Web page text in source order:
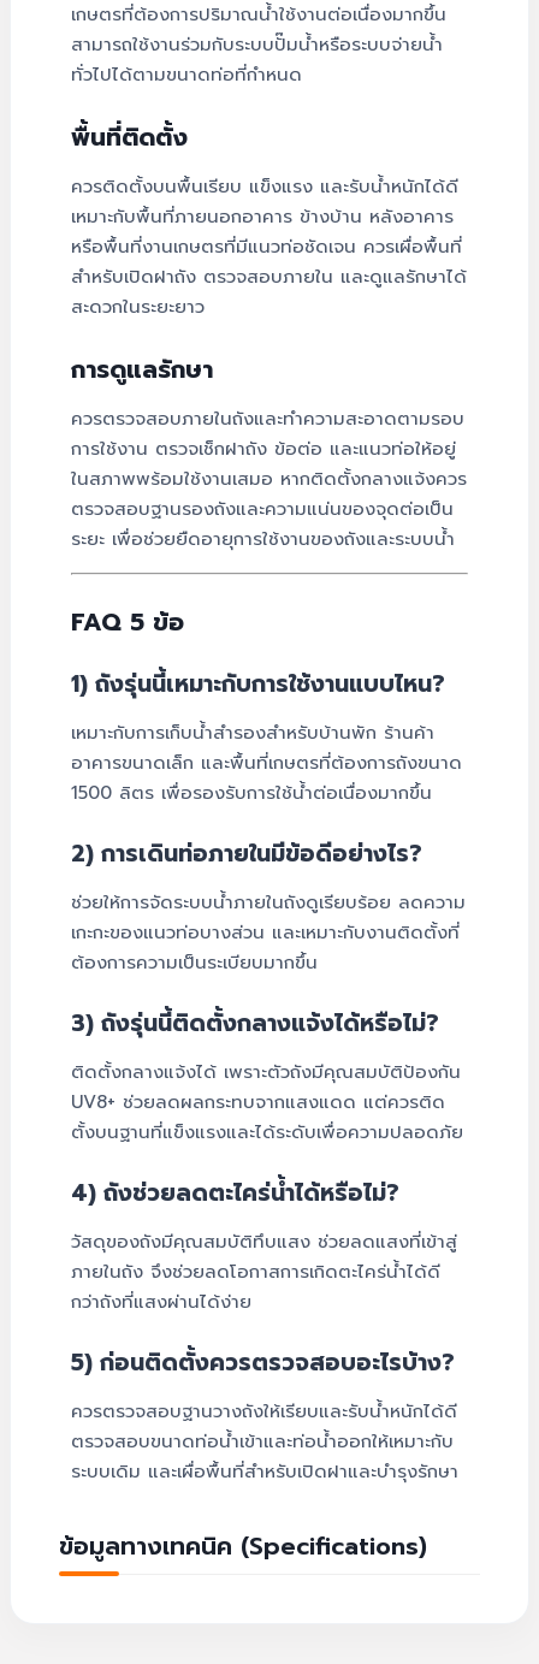
เกษตรที่ต้องการปริมาณน้ำใช้งานต่อเนื่องมากขึ้น
สามารถใช้งานร่วมกับระบบปั๊มน้ำหรือระบบจ่ายน้ำ
ทั่วไปได้ตามขนาดท่อที่กำหนด
พื้นที่ติดตั้ง
ควรติดตั้งบนพื้นเรียบ แข็งแรง และรับน้ำหนักได้ดี
เหมาะกับพื้นที่ภายนอกอาคาร ข้างบ้าน หลังอาคาร
หรือพื้นที่งานเกษตรที่มีแนวท่อชัดเจน ควรเผื่อพื้นที่
สำหรับเปิดฝาถัง ตรวจสอบภายใน และดูแลรักษาได้
สะดวกในระยะยาว
การดูแลรักษา
ควรตรวจสอบภายในถังและทำความสะอาดตามรอบ
การใช้งาน ตรวจเช็กฝาถัง ข้อต่อ และแนวท่อให้อยู่
ในสภาพพร้อมใช้งานเสมอ หากติดตั้งกลางแจ้งควร
ตรวจสอบฐานรองถังและความแน่นของจุดต่อเป็น
ระยะ เพื่อช่วยยืดอายุการใช้งานของถังและระบบน้ำ
FAQ 5 ข้อ
1) ถังรุ่นนี้เหมาะกับการใช้งานแบบไหน?
เหมาะกับการเก็บน้ำสำรองสำหรับบ้านพัก ร้านค้า
อาคารขนาดเล็ก และพื้นที่เกษตรที่ต้องการถังขนาด
1500 ลิตร เพื่อรองรับการใช้น้ำต่อเนื่องมากขึ้น
2) การเดินท่อภายในมีข้อดีอย่างไร?
ช่วยให้การจัดระบบน้ำภายในถังดูเรียบร้อย ลดความ
เกะกะของแนวท่อบางส่วน และเหมาะกับงานติดตั้งที่
ต้องการความเป็นระเบียบมากขึ้น
3) ถังรุ่นนี้ติดตั้งกลางแจ้งได้หรือไม่?
ติดตั้งกลางแจ้งได้ เพราะตัวถังมีคุณสมบัติป้องกัน
UV8+ ช่วยลดผลกระทบจากแสงแดด แต่ควรติด
ตั้งบนฐานที่แข็งแรงและได้ระดับเพื่อความปลอดภัย
4) ถังช่วยลดตะไคร่น้ำได้หรือไม่?
วัสดุของถังมีคุณสมบัติทึบแสง ช่วยลดแสงที่เข้าสู่
ภายในถัง จึงช่วยลดโอกาสการเกิดตะไคร่น้ำได้ดี
กว่าถังที่แสงผ่านได้ง่าย
5) ก่อนติดตั้งควรตรวจสอบอะไรบ้าง?
ควรตรวจสอบฐานวางถังให้เรียบและรับน้ำหนักได้ดี
ตรวจสอบขนาดท่อน้ำเข้าและท่อน้ำออกให้เหมาะกับ
ระบบเดิม และเผื่อพื้นที่สำหรับเปิดฝาและบำรุงรักษา
ข้อมูลทางเทคนิค (Specifications)